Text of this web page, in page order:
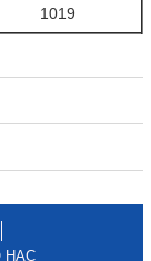
1019
НАС